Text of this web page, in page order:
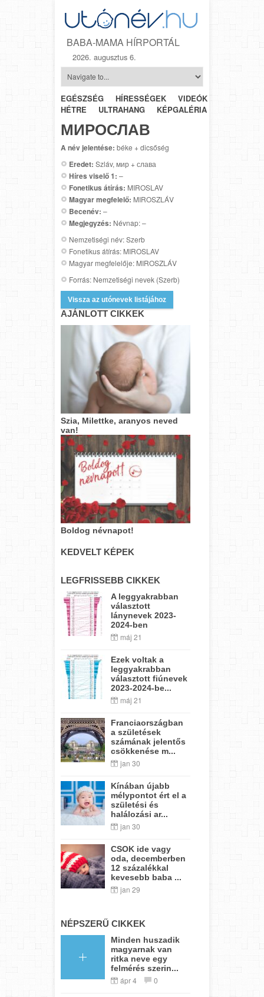
BABA-MAMA HÍRPORTÁL
2026. augusztus 6.
EGÉSZSÉG HÍRESSÉGEK VIDEÓK
HÉTRŐL-
HÉTRE
ULTRAHANG KÉPGALÉRIA
МИРОСЛАВ
A név jelentése: béke + dicsőség
Eredet: Szláv, мир + слава
Híres viselő 1: –
Fonetikus átírás: MIROSLAV
Magyar megfelelő: MIROSZLÁV
Becenév: –
Megjegyzés: Névnap: –
Nemzetiségi név: Szerb
Fonetikus átírás: MIROSLAV
Magyar megfelelője: MIROSZLÁV
Forrás: Nemzetiségi nevek (Szerb)
Vissza az utónevek listájához
AJÁNLOTT CIKKEK
Szia, Milettke, aranyos neved
van!
Boldog névnapot!
KEDVELT KÉPEK
LEGFRISSEBB CIKKEK
A leggyakrabban
választott
lánynevek 2023-
2024-ben
máj 21
Ezek voltak a
leggyakrabban
választott fiúnevek
2023-2024-be...
máj 21
Franciaországban
a születések
számának jelentős
csökkenése m...
jan 30
Kínában újabb
mélypontot ért el a
születési és
halálozási ar...
jan 30
CSOK ide vagy
oda, decemberben
12 százalékkal
kevesebb baba ...
jan 29
NÉPSZERŰ CIKKEK
Minden huszadik
magyarnak van
ritka neve egy
felmérés szerin...
ápr 4 0